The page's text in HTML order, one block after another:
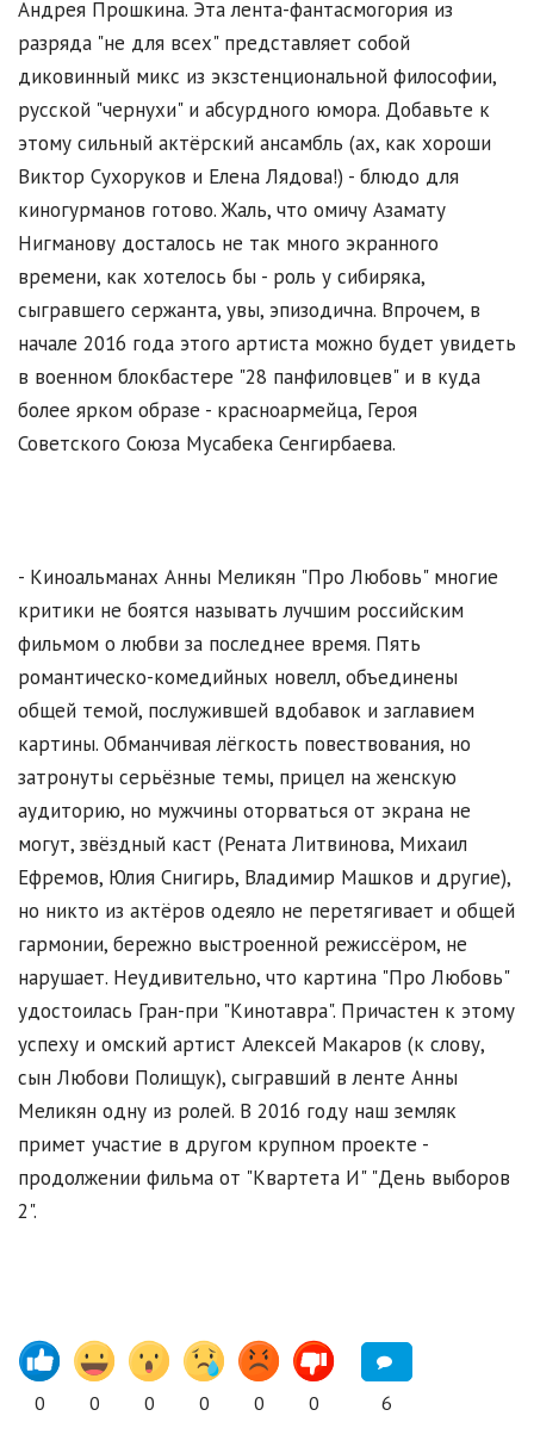
Андрея Прошкина. Эта лента-фантасмогория из
разряда "не для всех" представляет собой
диковинный микс из экзстенциональной философии,
русской "чернухи" и абсурдного юмора. Добавьте к
этому сильный актёрский ансамбль (ах, как хороши
Виктор Сухоруков и Елена Лядова!) - блюдо для
киногурманов готово. Жаль, что омичу Азамату
Нигманову досталось не так много экранного
времени, как хотелось бы - роль у сибиряка,
сыгравшего сержанта, увы, эпизодична. Впрочем, в
начале 2016 года этого артиста можно будет увидеть
в военном блокбастере "28 панфиловцев" и в куда
более ярком образе - красноармейца, Героя
Советского Союза Мусабека Сенгирбаева.
- Киноальманах Анны Меликян "Про Любовь" многие
критики не боятся называть лучшим российским
фильмом о любви за последнее время. Пять
романтическо-комедийных новелл, объединены
общей темой, послужившей вдобавок и заглавием
картины. Обманчивая лёгкость повествования, но
затронуты серьёзные темы, прицел на женскую
аудиторию, но мужчины оторваться от экрана не
могут, звёздный каст (Рената Литвинова, Михаил
Ефремов, Юлия Снигирь, Владимир Машков и другие),
но никто из актёров одеяло не перетягивает и общей
гармонии, бережно выстроенной режиссёром, не
нарушает. Неудивительно, что картина "Про Любовь"
удостоилась Гран-при "Кинотавра". Причастен к этому
успеху и омский артист Алексей Макаров (к слову,
сын Любови Полищук), сыгравший в ленте Анны
Меликян одну из ролей. В 2016 году наш земляк
примет участие в другом крупном проекте -
продолжении фильма от "Квартета И" "День выборов
2".
0 0 0 0 0 0 6